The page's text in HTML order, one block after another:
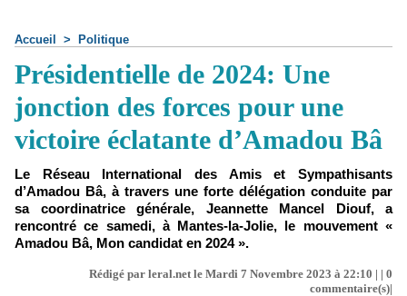
Accueil > Politique
Présidentielle de 2024: Une
jonction des forces pour une
victoire éclatante d’Amadou Bâ
Le Réseau International des Amis et Sympathisants
d’Amadou Bâ, à travers une forte délégation conduite par
sa coordinatrice générale, Jeannette Mancel Diouf, a
rencontré ce samedi, à Mantes-la-Jolie, le mouvement «
Amadou Bâ, Mon candidat en 2024 ».
Rédigé par leral.net le Mardi 7 Novembre 2023 à 22:10 | | 0
commentaire(s)|